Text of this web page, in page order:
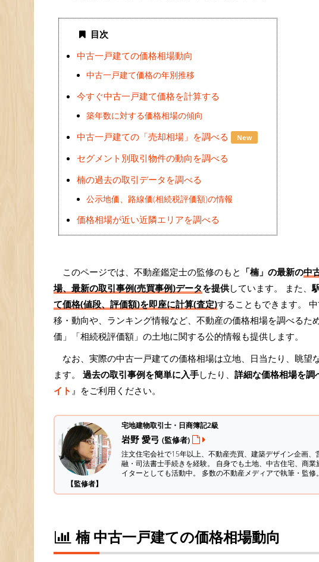
目次
中古一戸建ての価格相場動向
中古一戸建て価格の年別推移
今すぐ中古一戸建て価格を計算する
築年数に対する価格相場の傾向
中古一戸建ての「売却相場」を調べる New
セグメント別取引物件の動向を調べる
楠の過去の取引データを調べる
公示地価、路線価(相続税評価額)の情報
価格相場が近い近隣エリアを調べる
このページでは、不動産鑑定士の監修のもと 「楠」の最新の中
場、最新の取引事例(売買事例)データを提供しています。 また、
て価格(値段、評価額)を即座に計算(査定)することもできます。
移・動向や、ランキング情報など、不動産の価格相場を調べるた
価」「相続税評価額」の土地に関する公的情報も提供します。
なお、実際の中古一戸建ての価格相場は立地、日当たり、眺望
ます。 過去の取引事例を簡単に入手したり、 詳細な価格相場を調
イト 』をご利用ください。
【監修者】
宅地建物取引士・日商簿記2級
岩野 愛弓 (監修者)
注文住宅会社で15年以上、不動産売買、建築デザイン企画
融・司法書士手続きを経験。 自身でも土地、中古住宅、商
イターとしても活動中。 多数の不動産メディアで執筆・監修。
楠 中古一戸建ての価格相場動向